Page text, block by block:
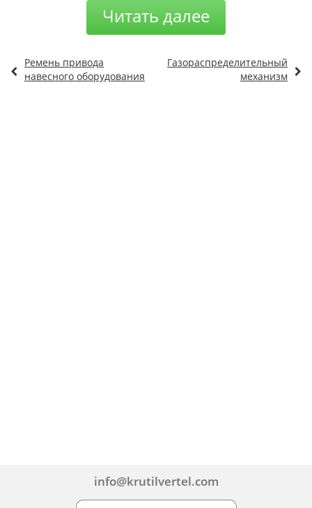
Читать далее
Ремень привода
навесного оборудования
Газораспределительный
механизм
info@krutilvertel.com